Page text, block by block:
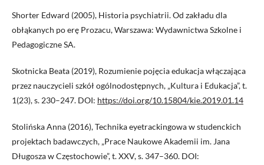
Shorter Edward (2005), Historia psychiatrii. Od zakładu dla
obłąkanych po erę Prozacu, Warszawa: Wydawnictwa Szkolne i
Pedagogiczne SA.
Skotnicka Beata (2019), Rozumienie pojęcia edukacja włączająca
przez nauczycieli szkół ogólnodostępnych, „Kultura i Edukacja”, t.
1(23), s. 230–247. DOI: https://doi.org/10.15804/kie.2019.01.14
Stolińska Anna (2016), Technika eyetrackingowa w studenckich
projektach badawczych, „Prace Naukowe Akademii im. Jana
Długosza w Częstochowie”, t. XXV, s. 347–360. DOI: